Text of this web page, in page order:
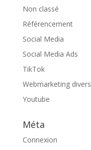
Non classé
Référencement
Social Media
Social Media Ads
TikTok
Webmarketing divers
Youtube
Méta
Connexion